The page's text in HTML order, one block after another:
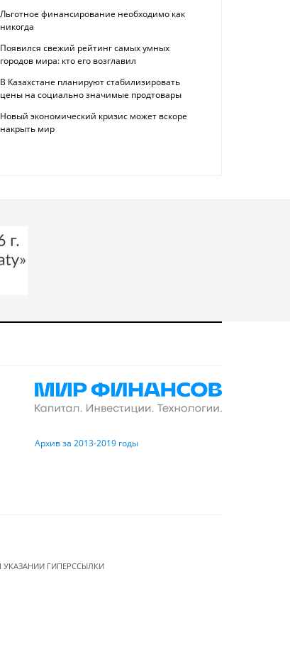
Льготное финансирование необходимо как
никогда
Появился свежий рейтинг самых умных
городов мира: кто его возглавил
В Казахстане планируют стабилизировать
цены на социально значимые продтовары
Новый экономический кризис может вскоре
накрыть мир
Архив за 2013-2019 годы
ГИПЕРССЫЛКИ